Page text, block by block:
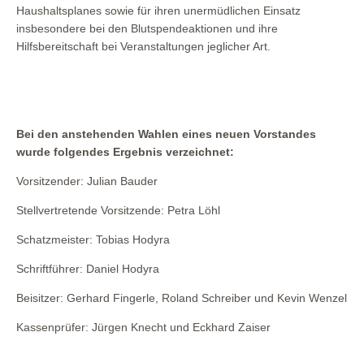
Haushaltsplanes sowie für ihren unermüdlichen Einsatz
insbesondere bei den Blutspendeaktionen und ihre
Hilfsbereitschaft bei Veranstaltungen jeglicher Art.
Bei den anstehenden Wahlen eines neuen Vorstandes
wurde folgendes Ergebnis verzeichnet:
Vorsitzender: Julian Bauder
Stellvertretende Vorsitzende: Petra Löhl
Schatzmeister: Tobias Hodyra
Schriftführer: Daniel Hodyra
Beisitzer: Gerhard Fingerle, Roland Schreiber und Kevin Wenzel
Kassenprüfer: Jürgen Knecht und Eckhard Zaiser